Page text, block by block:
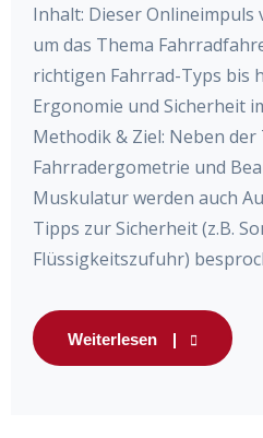
Inhalt: Dieser
um das Thema
richtigen Fahrrad-Typs bis
Ergonomie und Sicherheit
Methodik & Ziel: Neben
Fahrradergometrie und
Muskulatur werden auch
Tipps zur Sicherheit (z.B.
Flüssigkeitszufuhr)
Weiterlesen